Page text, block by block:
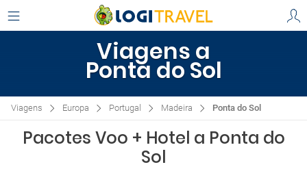
Viagens a
Ponta do Sol
Viagens Europa Portugal Madeira Ponta do Sol
Pacotes Voo + Hotel a Ponta do
Sol